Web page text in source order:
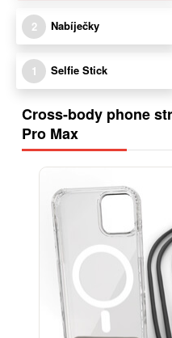
2 Nabíječky
1 Selfie Stick
Cross-body phone
Pro Max